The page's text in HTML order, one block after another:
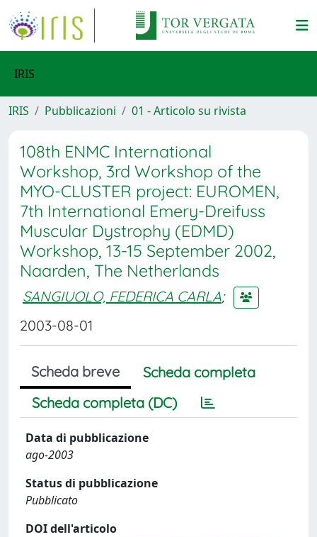
IRIS
IRIS Pubblicazioni 01 - Articolo su rivista
108th ENMC International
Workshop, 3rd Workshop of the
MYO-CLUSTER project: EUROMEN,
7th International Emery-Dreifuss
Muscular Dystrophy (EDMD)
Workshop, 13-15 September 2002,
Naarden, The Netherlands
SANGIUOLO, FEDERICA CARLA;
2003-08-01
Scheda breve
Scheda completa
Scheda completa (DC)
Data di pubblicazione
ago-2003
Status di pubblicazione
Pubblicato
DOI dell'articolo